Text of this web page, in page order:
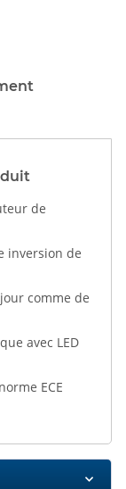
de
inversion de
comme de
avec LED
ECE